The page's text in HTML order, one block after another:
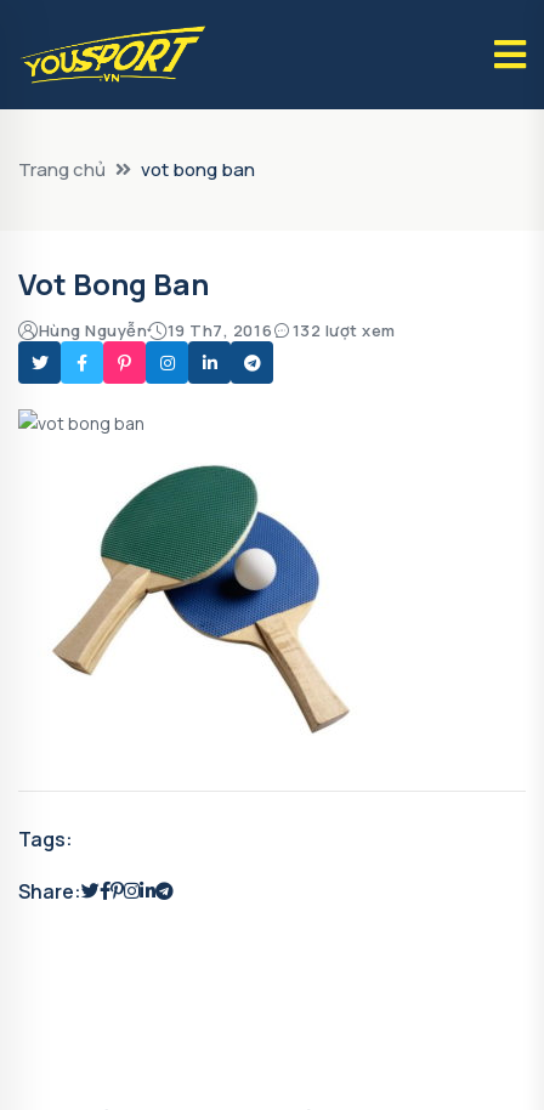
Trang chủ vot bong ban
Vot Bong Ban
Hùng Nguyễn 19 Th7, 2016 132 lượt xem
Tags:
Share: